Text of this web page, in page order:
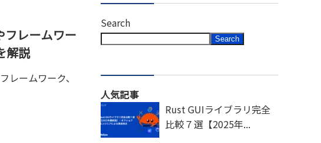
フレームワー
解説
レームワーク、
Search
Search
人気記事
Rust GUIライブラリ完全
比較７選【2025年...